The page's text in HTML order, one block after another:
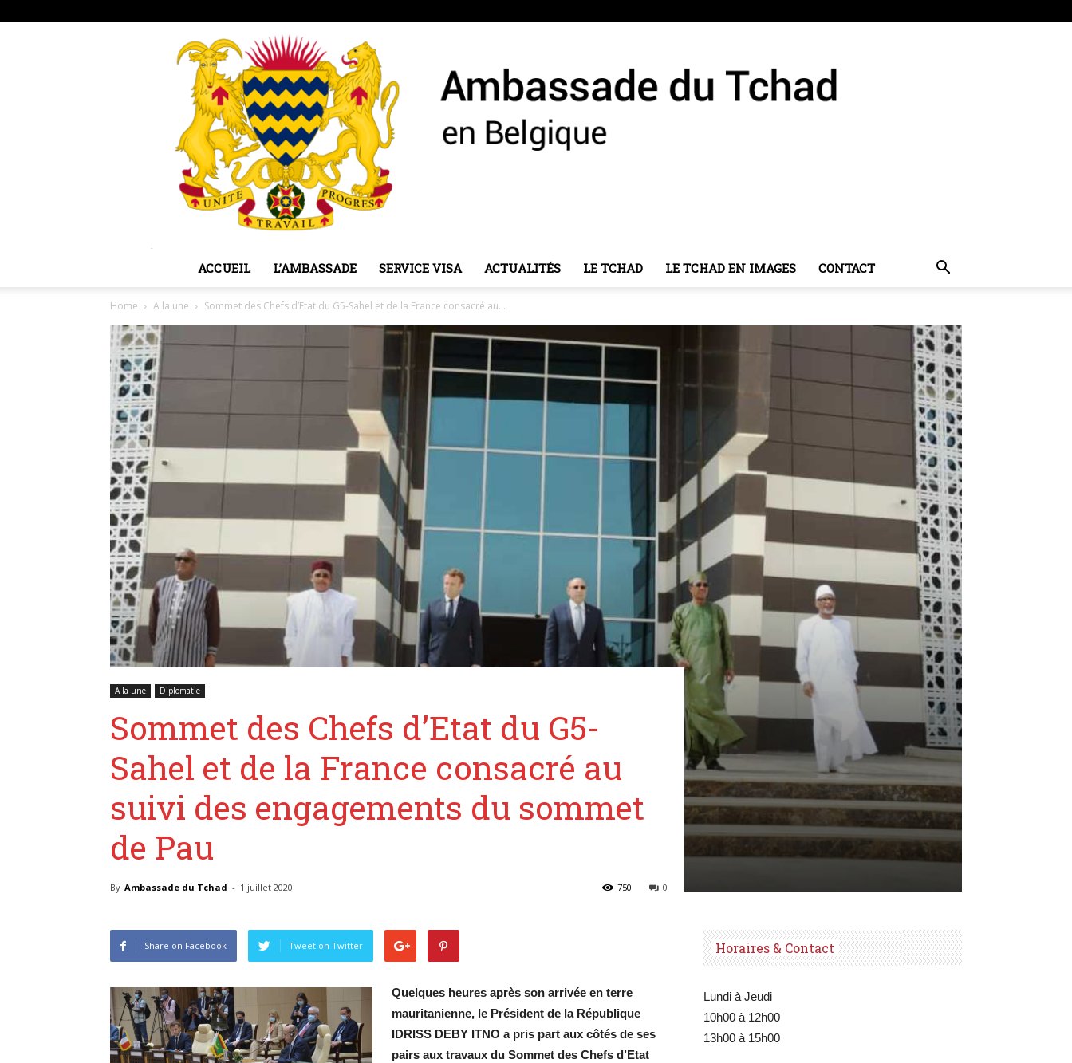
du
de
Belgique
ACCUEIL L’AMBASSADE SERVICE VISA ACTUALITÉS LE TCHAD LE TCHAD EN IMAGES CONTACT
Home A la une Sommet des Chefs d’Etat du G5-Sahel et de la France consacré au...
A la une Diplomatie
Sommet des Chefs d’Etat du G5-
Sahel et de la France consacré au
suivi des engagements du sommet
de Pau
By Ambassade du Tchad - 1 juillet 2020 0
750
Share on Facebook Tweet on Twitter
Quelques heures après son arrivée en terre
mauritanienne, le Président de la République
IDRISS DEBY ITNO a pris part aux côtés de ses
pairs aux travaux du Sommet des Chefs d’Etat
Horaires & Contact
Lundi à Jeudi
10h00 à 12h00
13h00 à 15h00